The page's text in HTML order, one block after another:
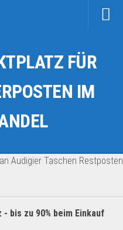
FÜR
IM
Audigier Taschen Restposten
bis zu 90% beim Einkauf